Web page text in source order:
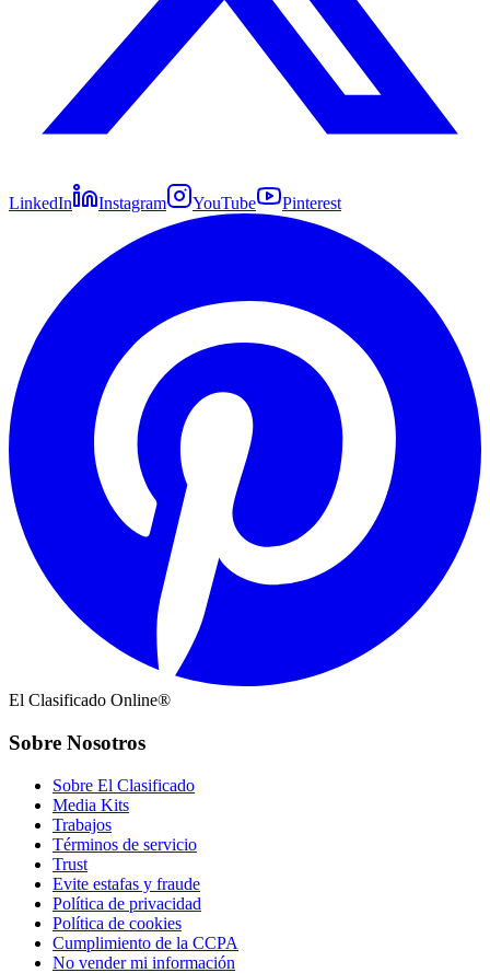
LinkedIn Instagram YouTube Pinterest
El Clasificado Online®
Sobre Nosotros
Sobre El Clasificado
Media Kits
Trabajos
Términos de servicio
Trust
Evite estafas y fraude
Política de privacidad
Política de cookies
Cumplimiento de la CCPA
No vender mi información